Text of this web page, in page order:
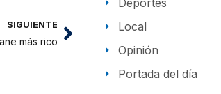
SIGUIENTE
más rico
Local
Opinión
Portada del día